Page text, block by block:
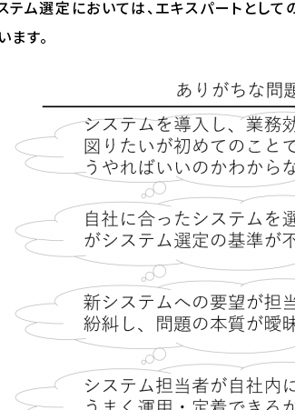
テム選定においては、エキスパートとし
ます。